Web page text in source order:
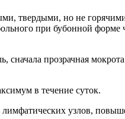
твердыми, но не
при бубонной
прозрачная
в течение суток.
узлов,